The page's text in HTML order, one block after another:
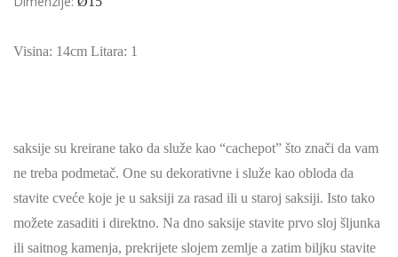
Visina: 14cm Litara: 1
saksije su kreirane tako da služe kao “cachepot” što znači da vam
ne treba podmetač. One su dekorativne i služe kao obloda da
stavite cveće koje je u saksiji za rasad ili u staroj saksiji. Isto tako
možete zasaditi i direktno. Na dno saksije stavite prvo sloj šljunka
ili saitnog kamenja, prekrijete slojem zemlje a zatim biljku stavite